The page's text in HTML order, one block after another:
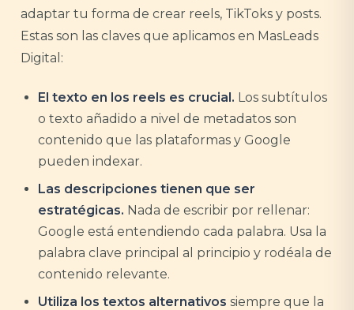
adaptar tu forma de crear reels, TikToks y posts.
Estas son las claves que aplicamos en MasLeads
Digital:
El texto en los reels es crucial. Los subtítulos
o texto añadido a nivel de metadatos son
contenido que las plataformas y Google
pueden indexar.
Las descripciones tienen que ser
estratégicas. Nada de escribir por rellenar:
Google está entendiendo cada palabra. Usa la
palabra clave principal al principio y rodéala de
contenido relevante.
Utiliza los textos alternativos siempre que la